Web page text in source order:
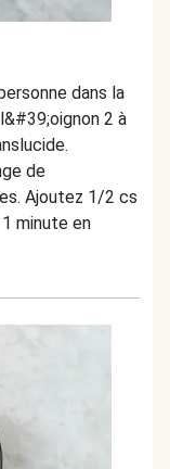
dans la
2 à
de
Ajoutez 1/2 cs
minute en